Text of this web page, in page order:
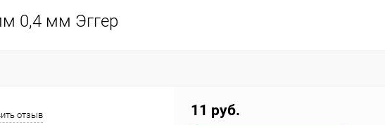
0,4 мм Эггер
отзыв 11 руб.